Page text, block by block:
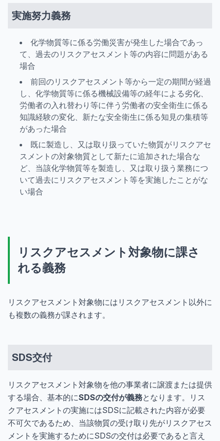
実施努力義務
化学物質等に係る労働災害が発生した場合であっ
て、過去のリスクアセスメント等の内容に問題がある
場合
前回のリスクアセスメント等から一定の期間が経過
し、化学物質等に係る機械設備等の経年による劣化、
労働者の入れ替わり等に伴う労働者の安全衛生に係る
知識経験の変化、新たな安全衛生に係る知見の集積等
があった場合
既に製造し、又は取り扱っていた物質がリスクアセ
スメントの対象物質として新たに追加された場合な
ど、当該化学物質等を製造し、又は取り扱う業務につ
いて過去にリスクアセスメント等を実施したことがな
い場合
リスクアセスメント対象物に課さ
れる義務
リスクアセスメント対象物にはリスクアセスメント以外に
も複数の義務が課されます。
SDS交付
リスクアセスメント対象物を他の事業者に譲渡または提供
する場合、基本的にSDSの交付が義務となります。リス
クアセスメントの実施にはSDSに記載された内容が必要
不可欠であるため、当該物質の受け取り先がリスクアセス
メントを実施するためにSDSの交付は必要であると言え